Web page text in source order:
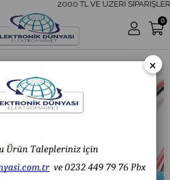
2000 TL VE ÜZERİ
0
LAMBASI IP67 220V AC ×